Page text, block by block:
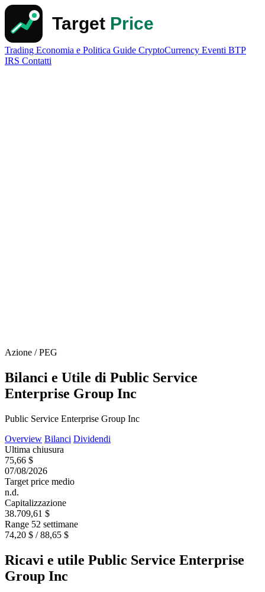
Trading Economia e Politica Guide CryptoCurrency Eventi BTP
IRS Contatti
Azione / PEG
Bilanci e Utile di Public Service
Enterprise Group Inc
Public Service Enterprise Group Inc
Overview Bilanci Dividendi
Ultima chiusura
75,66 $
07/08/2026
Target price medio
n.d.
Capitalizzazione
38.709,61 $
Range 52 settimane
74,20 $ / 88,65 $
Ricavi e utile Public Service Enterprise
Group Inc